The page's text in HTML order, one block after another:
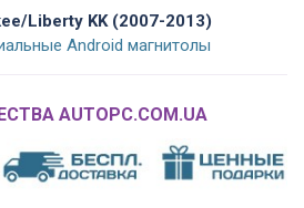
Liberty KK (2007-2013)
Android магнитолы
AUTOPC.COM.UA